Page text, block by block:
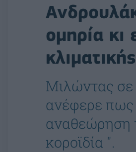
ομηρία κι
Μιλώντας σε
ανέφερε πως
αναθεώρηση
κοροϊδία ".